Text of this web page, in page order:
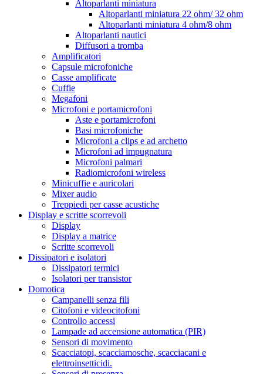
Altoparlanti miniatura
Altoparlanti miniatura 22 ohm/ 32 ohm
Altoparlanti miniatura 4 ohm/8 ohm
Altoparlanti nautici
Diffusori a tromba
Amplificatori
Capsule microfoniche
Casse amplificate
Cuffie
Megafoni
Microfoni e portamicrofoni
Aste e portamicrofoni
Basi microfoniche
Microfoni a clips e ad archetto
Microfoni ad impugnatura
Microfoni palmari
Radiomicrofoni wireless
Minicuffie e auricolari
Mixer audio
Treppiedi per casse acustiche
Display e scritte scorrevoli
Display
Display a matrice
Scritte scorrevoli
Dissipatori e isolatori
Dissipatori termici
Isolatori per transistor
Domotica
Campanelli senza fili
Citofoni e videocitofoni
Controllo accessi
Lampade ad accensione automatica (PIR)
Sensori di movimento
Scacciatopi, scacciamosche, scacciacani e
elettroinsetticidi.